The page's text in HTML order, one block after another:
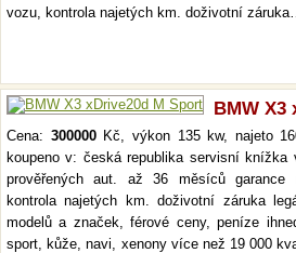
vozu, kontrola najetých km. doživotní
BMW X3
Cena: 300000Kč, výkon 135 kw, najeto
koupeno v: česká republika servisní
prověřených aut. až 36 měsíců garance
kontrola najetých km. doživotní záruka
modelů a značek, férové ceny, peníze
sport, kůže, navi, xenony více než 19 000